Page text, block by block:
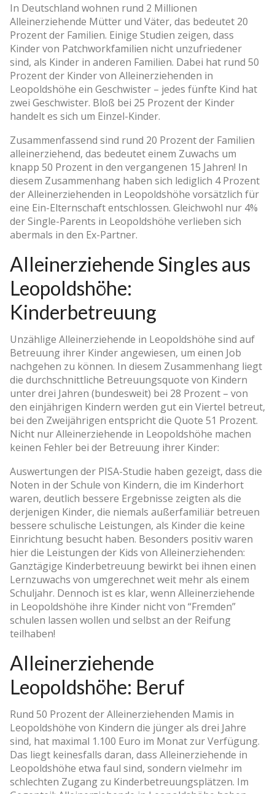
In Deutschland wohnen rund 2 Millionen
Alleinerziehende Mütter und Väter, das bedeutet 20
Prozent der Familien. Einige Studien zeigen, dass
Kinder von Patchworkfamilien nicht unzufriedener
sind, als Kinder in anderen Familien. Dabei hat rund 50
Prozent der Kinder von Alleinerziehenden in
Leopoldshöhe ein Geschwister – jedes fünfte Kind hat
zwei Geschwister. Bloß bei 25 Prozent der Kinder
handelt es sich um Einzel-Kinder.
Zusammenfassend sind rund 20 Prozent der Familien
alleinerziehend, das bedeutet einem Zuwachs um
knapp 50 Prozent in den vergangenen 15 Jahren! In
diesem Zusammenhang haben sich lediglich 4 Prozent
der Alleinerziehenden in Leopoldshöhe vorsätzlich für
eine Ein-Elternschaft entschlossen. Gleichwohl nur 4%
der Single-Parents in Leopoldshöhe verlieben sich
abermals in den Ex-Partner.
Alleinerziehende Singles aus
Leopoldshöhe:
Kinderbetreuung
Unzählige Alleinerziehende in Leopoldshöhe sind auf
Betreuung ihrer Kinder angewiesen, um einen Job
nachgehen zu können. In diesem Zusammenhang liegt
die durchschnittliche Betreuungsquote von Kindern
unter drei Jahren (bundesweit) bei 28 Prozent – von
den einjährigen Kindern werden gut ein Viertel betreut,
bei den Zweijährigen entspricht die Quote 51 Prozent.
Nicht nur Alleinerziehende in Leopoldshöhe machen
keinen Fehler bei der Betreuung ihrer Kinder:
Auswertungen der PISA-Studie haben gezeigt, dass die
Noten in der Schule von Kindern, die im Kinderhort
waren, deutlich bessere Ergebnisse zeigten als die
derjenigen Kinder, die niemals außerfamiliär betreuen
bessere schulische Leistungen, als Kinder die keine
Einrichtung besucht haben. Besonders positiv waren
hier die Leistungen der Kids von Alleinerziehenden:
Ganztägige Kinderbetreuung bewirkt bei ihnen einen
Lernzuwachs von umgerechnet weit mehr als einem
Schuljahr. Dennoch ist es klar, wenn Alleinerziehende
in Leopoldshöhe ihre Kinder nicht von “Fremden”
schulen lassen wollen und selbst an der Reifung
teilhaben!
Alleinerziehende
Leopoldshöhe: Beruf
Rund 50 Prozent der Alleinerziehenden Mamis in
Leopoldshöhe von Kindern die jünger als drei Jahre
sind, hat maximal 1.100 Euro im Monat zur Verfügung.
Das liegt keinesfalls daran, dass Alleinerziehende in
Leopoldshöhe etwa faul sind, sondern vielmehr im
schlechten Zugang zu Kinderbetreuungsplätzen. Im